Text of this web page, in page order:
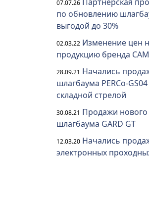
07.07.26
по обновлению
выгодой до 30%
02.03.22 Изменение цен
продукцию бренда
28.09.21 Начались
шлагбаума PERCo-GS04
складной стрелой
30.08.21 Продажи нового
шлагбаума GARD GT
12.03.20 Начались
электронных